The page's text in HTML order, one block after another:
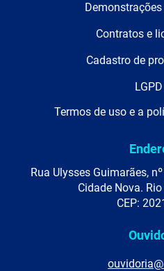
Contratos e
Cadastro de
LGPD
Termos de uso e a
Rua Ulysses Guimarães,
Cidade Nova.
CEP: